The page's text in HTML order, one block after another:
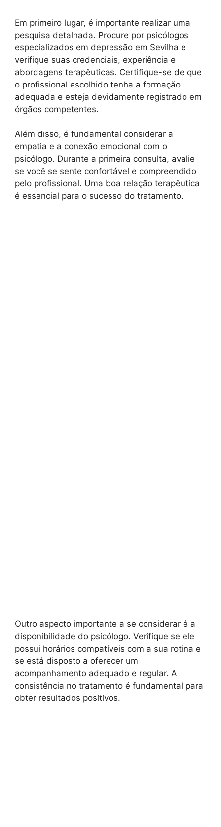
Em primeiro lugar, é importante realizar uma
pesquisa detalhada. Procure por psicólogos
especializados em depressão em Sevilha e
verifique suas credenciais, experiência e
abordagens terapêuticas. Certifique-se de que
o profissional escolhido tenha a formação
adequada e esteja devidamente registrado em
órgãos competentes.
Além disso, é fundamental considerar a
empatia e a conexão emocional com o
psicólogo. Durante a primeira consulta, avalie
se você se sente confortável e compreendido
pelo profissional. Uma boa relação terapêutica
é essencial para o sucesso do tratamento.
Outro aspecto importante a se considerar é a
disponibilidade do psicólogo. Verifique se ele
possui horários compatíveis com a sua rotina e
se está disposto a oferecer um
acompanhamento adequado e regular. A
consistência no tratamento é fundamental para
obter resultados positivos.